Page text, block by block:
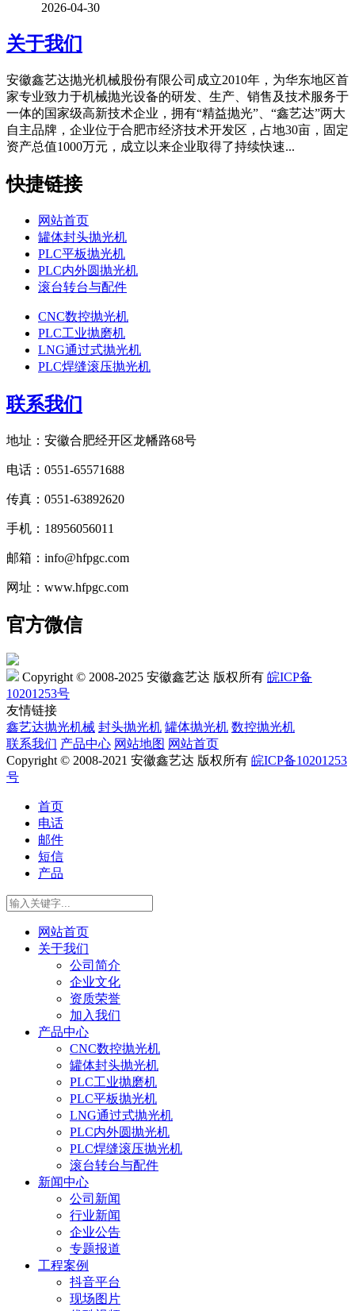
2026-04-30
关于我们
安徽鑫艺达抛光机械股份有限公司成立2010年，为华东地区首
家专业致力于机械抛光设备的研发、生产、销售及技术服务于
一体的国家级高新技术企业，拥有“精益抛光”、“鑫艺达”两大
自主品牌，企业位于合肥市经济技术开发区，占地30亩，固定
资产总值1000万元，成立以来企业取得了持续快速...
快捷链接
网站首页
罐体封头抛光机
PLC平板抛光机
PLC内外圆抛光机
滚台转台与配件
CNC数控抛光机
PLC工业抛磨机
LNG通过式抛光机
PLC焊缝滚压抛光机
联系我们
地址：安徽合肥经开区龙幡路68号
电话：0551-65571688
传真：0551-63892620
手机：18956056011
邮箱：info@hfpgc.com
网址：www.hfpgc.com
官方微信
Copyright © 2008-2025 安徽鑫艺达 版权所有 皖ICP备
10201253号
友情链接
鑫艺达抛光机械 封头抛光机 罐体抛光机 数控抛光机
联系我们 产品中心 网站地图 网站首页
Copyright © 2008-2021 安徽鑫艺达 版权所有 皖ICP备10201253
号
首页
电话
邮件
短信
产品
网站首页
关于我们
公司简介
企业文化
资质荣誉
加入我们
产品中心
CNC数控抛光机
罐体封头抛光机
PLC工业抛磨机
PLC平板抛光机
LNG通过式抛光机
PLC内外圆抛光机
PLC焊缝滚压抛光机
滚台转台与配件
新闻中心
公司新闻
行业新闻
企业公告
专题报道
工程案例
抖音平台
现场图片